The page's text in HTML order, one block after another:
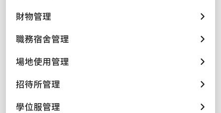
財物管理
職務宿舍管理
場地使用管理
招待所管理
學位服管理